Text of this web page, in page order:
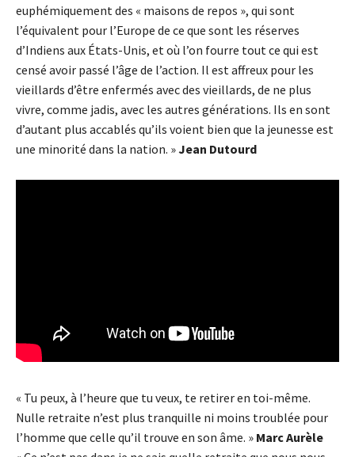
euphémiquement des « maisons de repos », qui sont
l’équivalent pour l’Europe de ce que sont les réserves
d’Indiens aux États-Unis, et où l’on fourre tout ce qui est
censé avoir passé l’âge de l’action. Il est affreux pour les
vieillards d’être enfermés avec des vieillards, de ne plus
vivre, comme jadis, avec les autres générations. Ils en sont
d’autant plus accablés qu’ils voient bien que la jeunesse est
une minorité dans la nation. »Jean Dutourd
« Tu peux, à l’heure que tu veux, te retirer en toi-même.
Nulle retraite n’est plus tranquille ni moins troublée pour
l’homme que celle qu’il trouve en son âme. » Marc Aurèle